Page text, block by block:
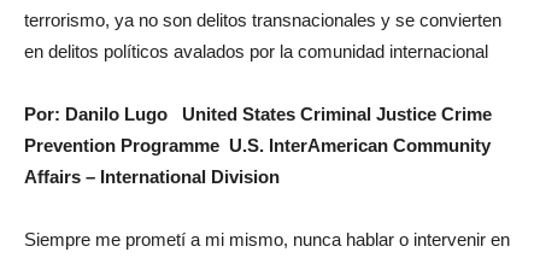
terrorismo, ya no son delitos transnacionales y se convierten
en delitos políticos avalados por la comunidad internacional
Por: Danilo Lugo United States Criminal Justice Crime
Prevention Programme U.S. InterAmerican Community
Affairs – International Division
Siempre me prometí a mi mismo, nunca hablar o intervenir en